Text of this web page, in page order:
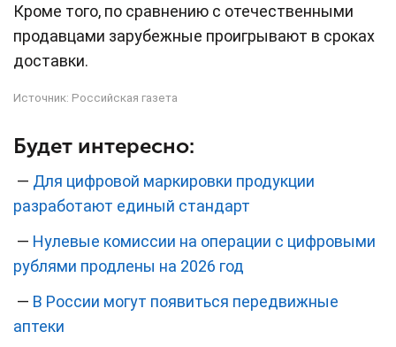
Кроме того, по сравнению с отечественными
продавцами зарубежные проигрывают в сроках
доставки.
Источник: Российская газета
Будет интересно:
— Для цифровой маркировки продукции
разработают единый стандарт
— Нулевые комиссии на операции с цифровыми
рублями продлены на 2026 год
— В России могут появиться передвижные
аптеки